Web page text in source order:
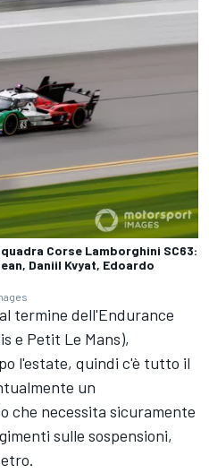
Corse Lamborghini SC63:
Daniil Kvyat, Edoardo
termine dell'Endurance
e Petit Le Mans),
l'estate, quindi c'è tutto il
un
che necessita sicuramente
sulle sospensioni,